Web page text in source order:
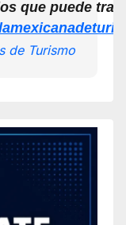
que puede
de Turismo